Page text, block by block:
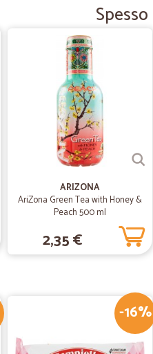
ARIZONA
AriZona Green Tea with Honey &
Peach 500 ml
2,35 €
-16%